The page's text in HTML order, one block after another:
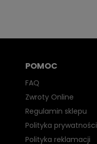
POMOC
FAQ
Zwroty Online
Regulamin sklepu
Polityka prywatności
Polityka reklamacji